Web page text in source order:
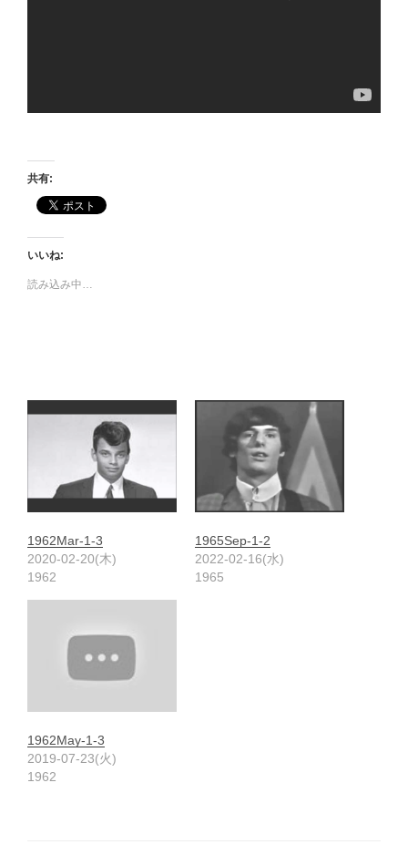
共有:
いいね:
読み込み中…
1962Mar-1-3
2020-02-20(木)
1962
1965Sep-1-2
2022-02-16(水)
1965
1962May-1-3
2019-07-23(火)
1962